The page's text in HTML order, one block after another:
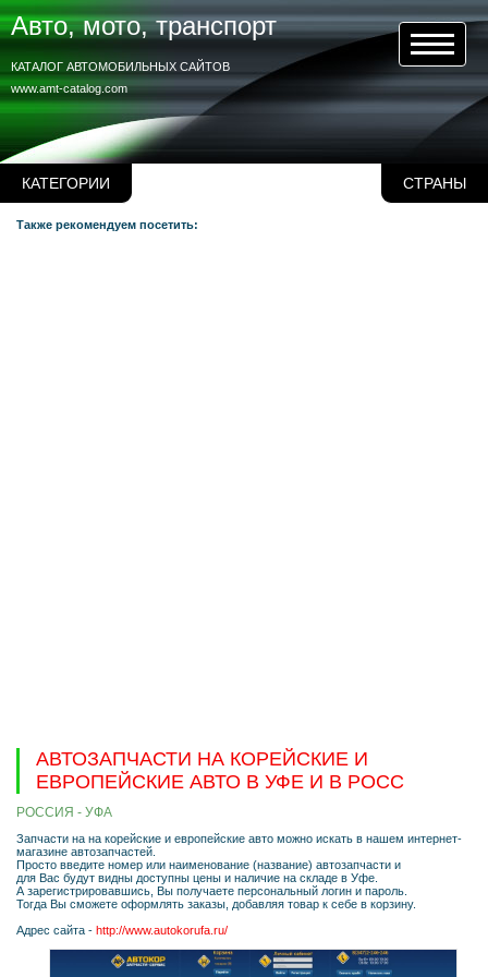
КАТЕГОРИИ СТРАНЫ
Авто, мото, транспорт
www.amt-catalog.com
КАТАЛОГ АВТОМОБИЛЬНЫХ САЙТОВ
Также рекомендуем посетить:
АВТОЗАПЧАСТИ НА КОРЕЙСКИЕ И
ЕВРОПЕЙСКИЕ АВТО В УФЕ И В РОСС
РОССИЯ - УФА
Запчасти на на корейские и европейские авто можно искать в нашем интернет-
магазине автозапчастей.
Просто введите номер или наименование (название) автозапчасти и
для Вас будут видны доступны цены и наличие на складе в Уфе.
А зарегистрировавшись, Вы получаете персональный логин и пароль.
Тогда Вы сможете оформлять заказы, добавляя товар к себе в корзину.
Адрес сайта - http://www.autokorufa.ru/